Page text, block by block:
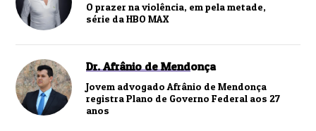
O prazer na violência, em pela metade,
série da HBO MAX
Dr. Afrânio de Mendonça
Jovem advogado Afrânio de Mendonça
registra Plano de Governo Federal aos 27
anos